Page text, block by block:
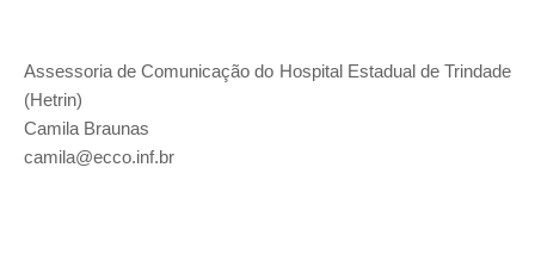
Assessoria de Comunicação do Hospital Estadual de Trindade
(Hetrin)
Camila Braunas
camila@ecco.inf.br